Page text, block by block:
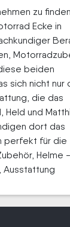
zu
Ecke in
beiden
sich nicht nur
die das
Held und
dort das
perfekt für die
Helme -
Ausstattung